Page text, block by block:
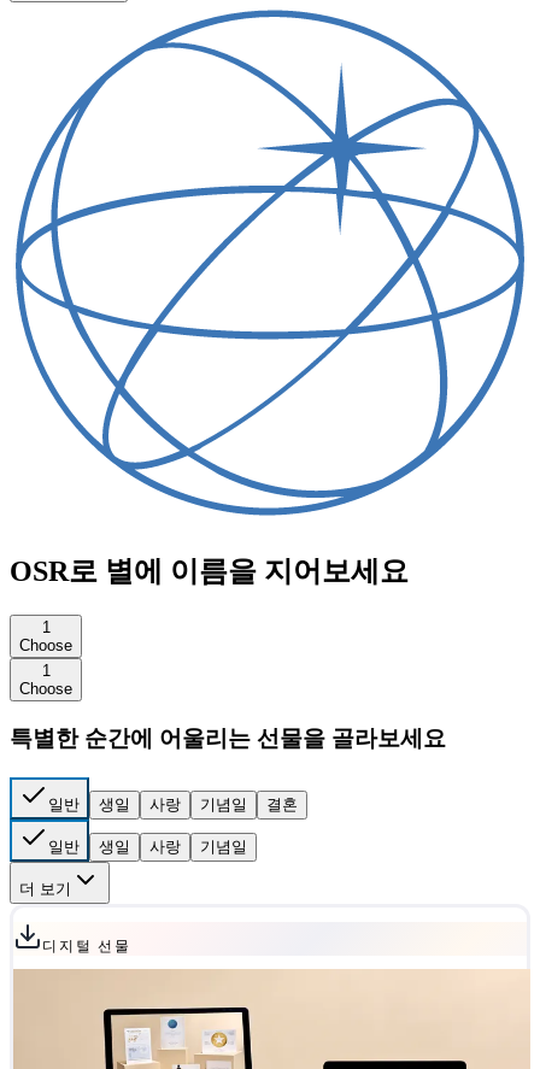
OSR로 별에 이름을 지어보세요
1
Choose
1
Choose
특별한 순간에 어울리는 선물을 골라보세요
일반 생일 사랑 기념일 결혼
일반 생일 사랑 기념일
더 보기
디지털 선물